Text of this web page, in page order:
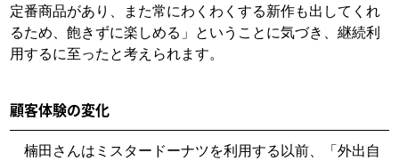
定番商品があり、また常にわくわくする新作も出してくれ
るため、飽きずに楽しめる」ということに気づき、継続利
用するに至ったと考えられます。
顧客体験の変化
楠田さんはミスタードーナツを利用する以前、「外出自